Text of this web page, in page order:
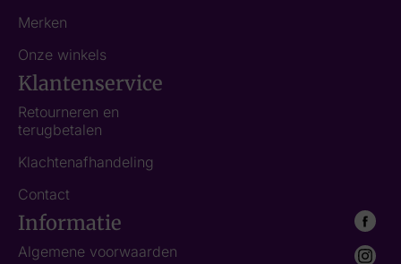
Merken
Onze winkels
Klantenservice
Retourneren en
terugbetalen
Klachtenafhandeling
Contact
Informatie
Algemene voorwaarden